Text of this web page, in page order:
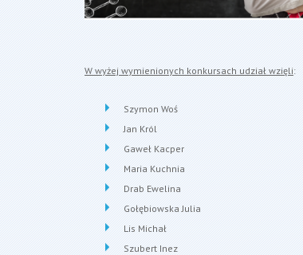
W wyżej wymienionych konkursach udział wzięli:
Szymon Woś
Jan Król
Gaweł Kacper
Maria Kuchnia
Drab Ewelina
Gołębiowska Julia
Lis Michał
Szubert Inez